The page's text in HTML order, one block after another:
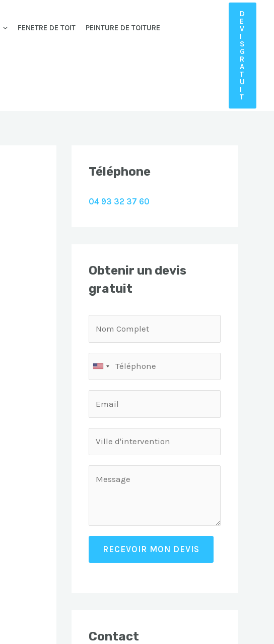
FENETRE DE TOIT PEINTURE DE TOITURE
D
E
V
I
S
G
R
A
T
U
I
T
Téléphone
04 93 32 37 60
Obtenir un devis
gratuit
RECEVOIR MON DEVIS
Contact